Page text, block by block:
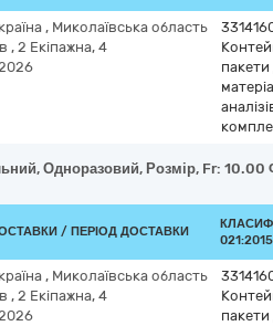
, Миколаївська область
, 2 Екіпажна, 4
Одноразовий, Розмір, Fr:
/ ПЕРІОД ДОСТАВКИ
, Миколаївська область
, 2 Екіпажна, 4